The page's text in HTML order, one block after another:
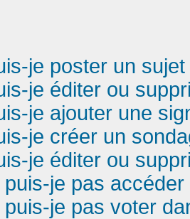
je poster un
je éditer ou
je ajouter une
je créer un
je éditer ou
je pas
je pas voter